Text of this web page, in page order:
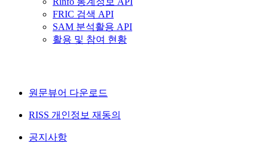
FRIC 검색 API
SAM 분석활용 API
활용 및 참여 현황
원문뷰어 다운로드
RISS 개인정보 재동의
공지사항